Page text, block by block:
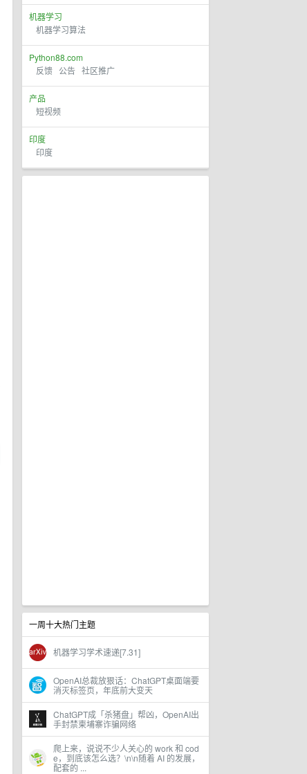
机器学习
机器学习算法
Python88.com
反馈 公告 社区推广
产品
短视频
印度
印度
一周十大热门主题
机器学习学术速递[7.31]
OpenAI总裁放狠话：ChatGPT桌面端要
消灭标签页，年底前大变天
ChatGPT成「杀猪盘」帮凶，OpenAI出
手封禁柬埔寨诈骗网络
爬上来，说说不少人关心的 work 和 cod
e，到底该怎么选？\n\n随着 AI 的发展，
配套的 ...